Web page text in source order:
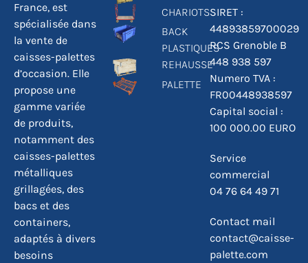
France, est
spécialisée dans
la vente de
caisses-palettes
d’occasion. Elle
propose une
gamme variée
de produits,
notamment des
caisses-palettes
métalliques
grillagées, des
bacs et des
containers,
adaptés à divers
besoins
CHARIOTS
BACK
PLASTIQUES
REHAUSSE
PALETTE
SIRET :
44893859700029
RCS Grenoble B
448 938 597
Numero TVA :
FR00448938597
Capital social :
100 000.00 EURO
Service
commercial
04 76 64 49 71
Contact mail
contact@caisse-
palette.com